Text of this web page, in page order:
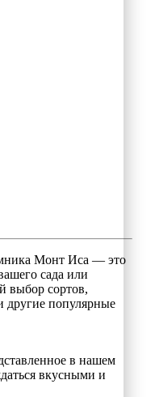
Монт Иса — это
сада или
выбор сортов,
популярные
в нашем
вкусными и